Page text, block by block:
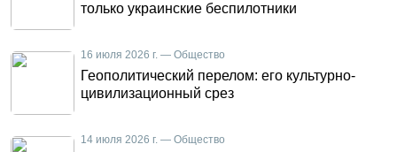
только украинские беспилотники
16 июля 2026 г. — Общество
Геополитический перелом: его культурно-
цивилизационный срез
14 июля 2026 г. — Общество